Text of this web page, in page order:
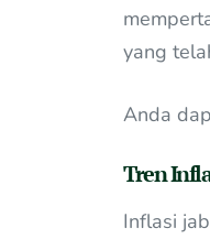
yang
Anda
Tren
Inflasi